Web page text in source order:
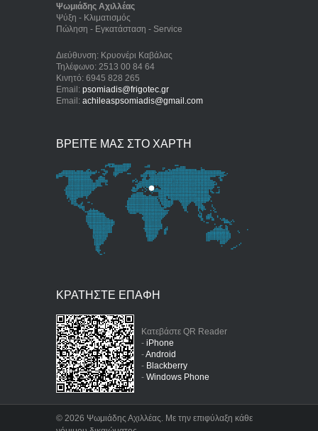
Ψωμιάδης Αχιλλέας
Ψύξη - Κλιματισμός
Πώληση - Εγκατάσταση - Service
Διεύθυνση: Κρυονέρι Καβάλας
Τηλέφωνο: 2513 00 84 64
Κινητό: 6945 828 265
Email: psomiadis@frigotec.gr
Email: achileaspsomiadis@gmail.com
ΒΡΕΙΤΕ ΜΑΣ ΣΤΟ ΧΑΡΤΗ
ΚΡΑΤΗΣΤΕ ΕΠΑΦΗ
Κατεβάστε QR Reader
- iPhone
-Android
- Blackberry
- Windows Phone
© 2026 Ψωμιάδης Αχιλλέας. Με την επιφύλαξη κάθε